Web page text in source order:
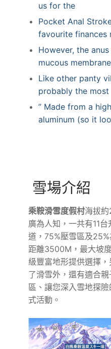
雪場介紹
乘鞍滑雪度假村海拔
廣為人知，一共有11
道，75%壓雪區及
距離3500M，最大坡
級豐富地形提供選擇
了滑雪外，還有適合
區、讓您深入雪地探
式活動。
us for the
Pocket Anal
favourite finances
However, the
mucous
Like other panty
probably the most
” Made from a
aluminum (so it